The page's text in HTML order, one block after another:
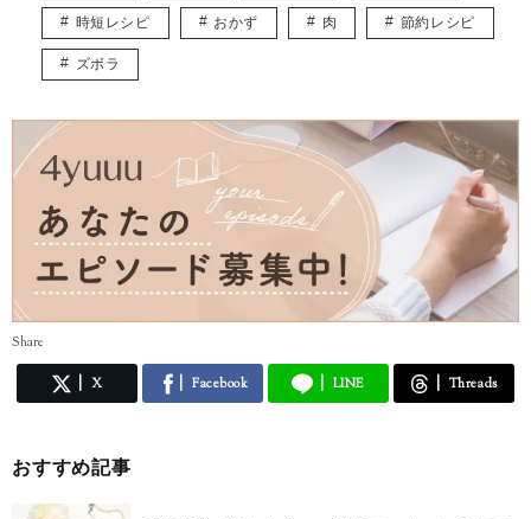
記事を発信していきます！
時短レシピ おかず 肉 節約レシピ
ズボラ
Share
X Facebook LINE Threads
おすすめ記事